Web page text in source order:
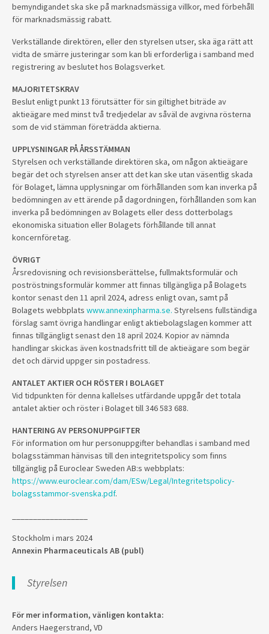
bemyndigandet ska ske på marknadsmässiga villkor, med förbehåll
för marknadsmässig rabatt.
Verkställande direktören, eller den styrelsen utser, ska äga rätt att
vidta de smärre justeringar som kan bli erforderliga i samband med
registrering av beslutet hos Bolagsverket.
MAJORITETSKRAV
Beslut enligt punkt 13 förutsätter för sin giltighet biträde av
aktieägare med minst två tredjedelar av såväl de avgivna rösterna
som de vid stämman företrädda aktierna.
UPPLYSNINGAR PÅ ÅRSSTÄMMAN
Styrelsen och verkställande direktören ska, om någon aktieägare
begär det och styrelsen anser att det kan ske utan väsentlig skada
för Bolaget, lämna upplysningar om förhållanden som kan inverka på
bedömningen av ett ärende på dagordningen, förhållanden som kan
inverka på bedömningen av Bolagets eller dess dotterbolags
ekonomiska situation eller Bolagets förhållande till annat
koncernföretag.
ÖVRIGT
Årsredovisning och revisionsberättelse, fullmaktsformulär och
poströstningsformulär kommer att finnas tillgängliga på Bolagets
kontor senast den 11 april 2024, adress enligt ovan, samt på
Bolagets webbplats www.annexinpharma.se. Styrelsens fullständiga
förslag samt övriga handlingar enligt aktiebolagslagen kommer att
finnas tillgängligt senast den 18 april 2024. Kopior av nämnda
handlingar skickas även kostnadsfritt till de aktieägare som begär
det och därvid uppger sin postadress.
ANTALET AKTIER OCH RÖSTER I BOLAGET
Vid tidpunkten för denna kallelses utfärdande uppgår det totala
antalet aktier och röster i Bolaget till 346 583 688.
HANTERING AV PERSONUPPGIFTER
För information om hur personuppgifter behandlas i samband med
bolagsstämman hänvisas till den integritetspolicy som finns
tillgänglig på Euroclear Sweden AB:s webbplats:
https://www.euroclear.com/dam/ESw/Legal/Integritetspolicy-
bolagsstammor-svenska.pdf.
Stockholm i mars 2024
Annexin Pharmaceuticals AB (publ)
Styrelsen
För mer information, vänligen kontakta:
Anders Haegerstrand, VD